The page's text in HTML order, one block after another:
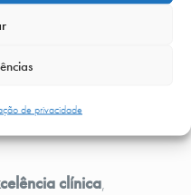
de privacidade
Partilhamos valores
clínica,